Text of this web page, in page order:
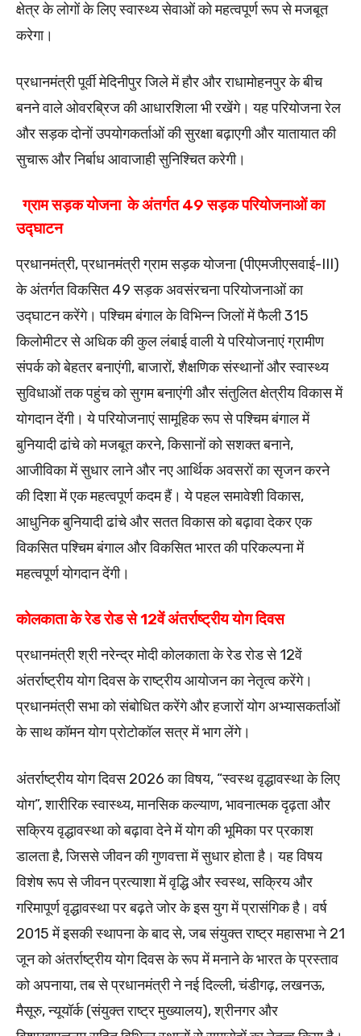
क्षेत्र के लोगों के लिए स्वास्थ्य सेवाओं को महत्वपूर्ण रूप से मजबूत
करेगा।
प्रधानमंत्री पूर्वी मेदिनीपुर जिले में हौर और राधामोहनपुर के बीच
बनने वाले ओवरब्रिज की आधारशिला भी रखेंगे। यह परियोजना रेल
और सड़क दोनों उपयोगकर्ताओं की सुरक्षा बढ़ाएगी और यातायात की
सुचारू और निर्बाध आवाजाही सुनिश्चित करेगी।
ग्राम सड़क योजना के अंतर्गत 49 सड़क परियोजनाओं का
उद्घाटन
प्रधानमंत्री, प्रधानमंत्री ग्राम सड़क योजना (पीएमजीएसवाई-III)
के अंतर्गत विकसित 49 सड़क अवसंरचना परियोजनाओं का
उद्घाटन करेंगे। पश्चिम बंगाल के विभिन्न जिलों में फैली 315
किलोमीटर से अधिक की कुल लंबाई वाली ये परियोजनाएं ग्रामीण
संपर्क को बेहतर बनाएंगी, बाजारों, शैक्षणिक संस्थानों और स्वास्थ्य
सुविधाओं तक पहुंच को सुगम बनाएंगी और संतुलित क्षेत्रीय विकास में
योगदान देंगी। ये परियोजनाएं सामूहिक रूप से पश्चिम बंगाल में
बुनियादी ढांचे को मजबूत करने, किसानों को सशक्त बनाने,
आजीविका में सुधार लाने और नए आर्थिक अवसरों का सृजन करने
की दिशा में एक महत्वपूर्ण कदम हैं। ये पहल समावेशी विकास,
आधुनिक बुनियादी ढांचे और सतत विकास को बढ़ावा देकर एक
विकसित पश्चिम बंगाल और विकसित भारत की परिकल्पना में
महत्वपूर्ण योगदान देंगी।
कोलकाता के रेड रोड से 12वें अंतर्राष्ट्रीय योग दिवस
प्रधानमंत्री श्री नरेन्‍द्र मोदी कोलकाता के रेड रोड से 12वें
अंतर्राष्ट्रीय योग दिवस के राष्ट्रीय आयोजन का नेतृत्व करेंगे।
प्रधानमंत्री सभा को संबोधित करेंगे और हजारों योग अभ्यासकर्ताओं
के साथ कॉमन योग प्रोटोकॉल सत्र में भाग लेंगे।
अंतर्राष्ट्रीय योग दिवस 2026 का विषय, “स्वस्थ वृद्धावस्था के लिए
योग”, शारीरिक स्वास्थ्य, मानसिक कल्याण, भावनात्मक दृढ़ता और
सक्रिय वृद्धावस्था को बढ़ावा देने में योग की भूमिका पर प्रकाश
डालता है, जिससे जीवन की गुणवत्ता में सुधार होता है। यह विषय
विशेष रूप से जीवन प्रत्याशा में वृद्धि और स्वस्थ, सक्रिय और
गरिमापूर्ण वृद्धावस्था पर बढ़ते जोर के इस युग में प्रासंगिक है। वर्ष
2015 में इसकी स्थापना के बाद से, जब संयुक्त राष्ट्र महासभा ने 21
जून को अंतर्राष्ट्रीय योग दिवस के रूप में मनाने के भारत के प्रस्ताव
को अपनाया, तब से प्रधानमंत्री ने नई दिल्ली, चंडीगढ़, लखनऊ,
मैसूरु, न्यूयॉर्क (संयुक्त राष्ट्र मुख्यालय), श्रीनगर और